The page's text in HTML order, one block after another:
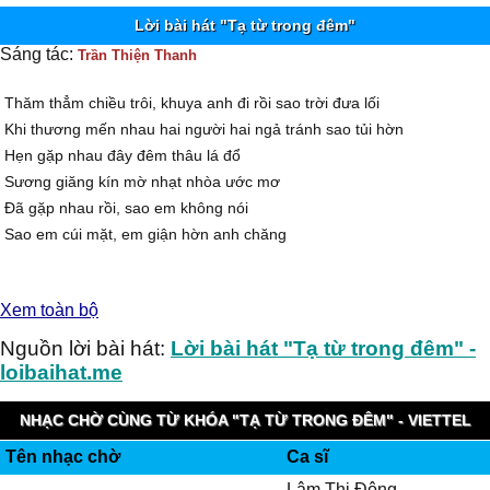
Lời bài hát "Tạ từ trong đêm"
Sáng tác: Trần Thiện Thanh
Thăm thẳm chiều trôi, khuya anh đi rồi sao trời đưa lối
Khi thương mến nhau hai người hai ngả tránh sao tủi hờn
Hẹn gặp nhau đây đêm thâu lá đổ
Sương giăng kín mờ nhạt nhòa ước mơ
Ðã gặp nhau rồi, sao em không nói
Sao em cúi mặt, em giận hờn anh chăng
Nên em cúi mặt ngăn dòng nước mắt phút giây tạ từ
Ðừng buồn nghe em tuy anh biết rằng
Xa xôi vẫn làm tâm tư héo mòn
Xin em chớ buồn cho nặnh lòng chinh nhân
Nếu em biết rằng có những người đi đấu tránh chưa về
Xem toàn bộ
Nguồn lời bài hát: Lời bài hát "Tạ từ trong đêm" -
loibaihat.me
NHẠC CHỜ CÙNG TỪ KHÓA "TẠ TỪ TRONG ĐÊM" - VIETTEL
Tên nhạc chờ Ca sĩ